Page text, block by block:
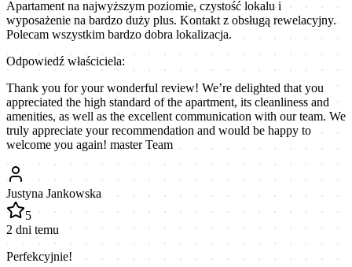
Apartament na najwyższym poziomie, czystość lokalu i
wyposażenie na bardzo duży plus. Kontakt z obsługą rewelacyjny.
Polecam wszystkim bardzo dobra lokalizacja.
Odpowiedź właściciela:
Thank you for your wonderful review! We’re delighted that you
appreciated the high standard of the apartment, its cleanliness and
amenities, as well as the excellent communication with our team. We
truly appreciate your recommendation and would be happy to
welcome you again! master Team
Justyna Jankowska
5
2 dni temu
Perfekcyjnie!